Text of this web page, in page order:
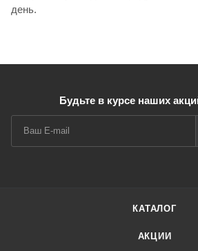
день.
Будьте в курсе наших
КАТАЛОГ
АКЦИИ